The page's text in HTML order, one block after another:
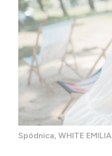
Spódnica, WHITE EMILIA